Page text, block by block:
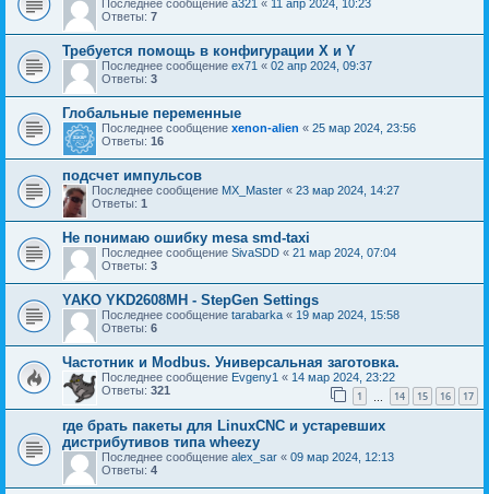
Последнее сообщение a321 « 11 апр 2024, 10:23
Ответы: 7
Требуется помощь в конфигурации X и Y
Последнее сообщение ex71 « 02 апр 2024, 09:37
Ответы: 3
Глобальные переменные
Последнее сообщение xenon-alien « 25 мар 2024, 23:56
Ответы: 16
подсчет импульсов
Последнее сообщение MX_Master « 23 мар 2024, 14:27
Ответы: 1
Не понимаю ошибку mesa smd-taxi
Последнее сообщение SivaSDD « 21 мар 2024, 07:04
Ответы: 3
YAKO YKD2608MH - StepGen Settings
Последнее сообщение tarabarka « 19 мар 2024, 15:58
Ответы: 6
Частотник и Modbus. Универсальная заготовка.
Последнее сообщение Evgeny1 « 14 мар 2024, 23:22
Ответы: 321 1 14 15 16 17
где брать пакеты для LinuxCNC и устаревших
дистрибутивов типа wheezy
Последнее сообщение alex_sar « 09 мар 2024, 12:13
Ответы: 4